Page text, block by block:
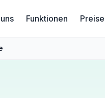
Funktionen Preise